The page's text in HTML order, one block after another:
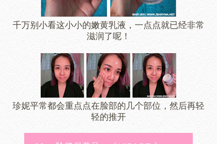
千万别小看这小小的嫩黄乳液，一点点就已经非常
滋润了呢！
珍妮平常都会重点点在脸部的几个部位，然后再轻
轻的推开